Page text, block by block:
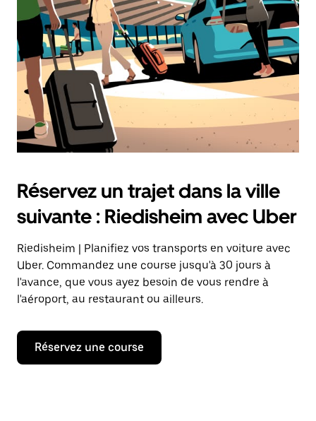
la
touche
Échap
pour
fermer
calendrier.
Réservez un trajet dans la ville
suivante : Riedisheim avec Uber
Riedisheim | Planifiez vos transports en voiture avec
Uber. Commandez une course jusqu'à 30 jours à
l'avance, que vous ayez besoin de vous rendre à
l'aéroport, au restaurant ou ailleurs.
Réservez une course